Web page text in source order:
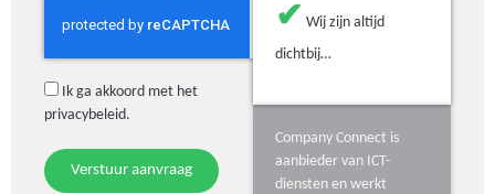
Ik ga akkoord met het
privacybeleid.
Verstuur aanvraag
✔ Wij zijn altijd
dichtbij…
Company Connect is
aanbieder van ICT-
diensten en werkt